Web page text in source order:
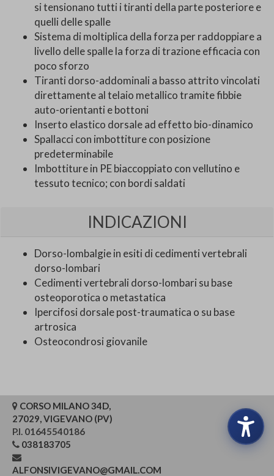
si tensionano tutti i tiranti della parte posteriore e
quelli delle spalle
Sistema di moltiplica della forza per raddoppiare a
livello delle spalle la forza di trazione efficacia con
poco sforzo
Tiranti dorso-addominali a basso attrito vincolati
direttamente al telaio metallico tramite fibbie
auto-orientanti e bottoni
Inserto elastico dorsale ad effetto bio-dinamico
Spallacci con imbottiture con posizione
predeterminabile
Imbottiture in PE biaccoppiato con vellutino e
tessuto tecnico; con bordi saldati
INDICAZIONI
Dorso-lombalgie in esiti di cedimenti vertebrali
dorso-lombari
Cedimenti vertebrali dorso-lombari su base
osteoporotica o metastatica
Ipercifosi dorsale post-traumatica o su base
artrosica
Osteocondrosi giovanile
CORSO MILANO 34D,
27029, VIGEVANO (PV)
P.I. 01645540186
038183705
ALFONSIVIGEVANO@GMAIL.COM